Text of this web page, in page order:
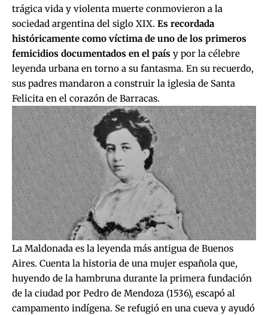
trágica vida y violenta muerte conmovieron a la
sociedad argentina del siglo XIX. Es recordada
históricamente como víctima de uno de los primeros
femicidios documentados en el país y por la célebre
leyenda urbana en torno a su fantasma. En su recuerdo,
sus padres mandaron a construir la iglesia de Santa
Felicita en el corazón de Barracas.
La Maldonada es la leyenda más antigua de Buenos
Aires. Cuenta la historia de una mujer española que,
huyendo de la hambruna durante la primera fundación
de la ciudad por Pedro de Mendoza (1536), escapó al
campamento indígena. Se refugió en una cueva y ayudó